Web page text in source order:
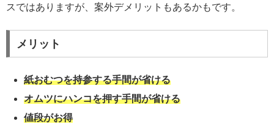
スではありますが、案外デメリットもあるかもです。
メリット
紙おむつを持参する手間が省ける
オムツにハンコを押す手間が省ける
値段がお得